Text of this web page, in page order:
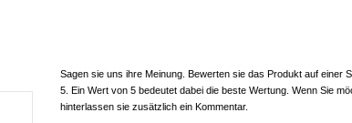
Sagen sie uns ihre Meinung. Bewerten sie das Produkt auf einer
5. Ein Wert von 5 bedeutet dabei die beste Wertung. Wenn Sie
hinterlassen sie zusätzlich ein Kommentar.